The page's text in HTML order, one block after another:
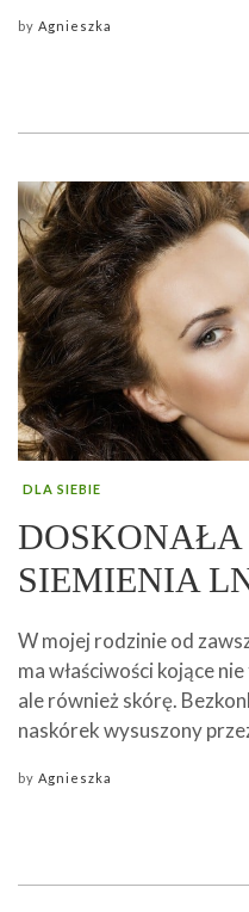
by Agnieszka
DLA SIEBIE
SIEMIENIA
W mojej rodzinie od
ma właściwości kojące
ale również skórę.
naskórek wysuszony
by Agnieszka